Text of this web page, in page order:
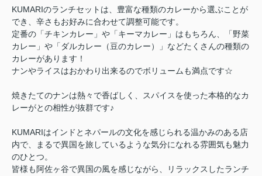
KUMARIのランチセットは、豊富な種類のカレーから選ぶことが
でき、辛さもお好みに合わせて調整可能です。
定番の「チキンカレー」や「キーマカレー」はもちろん、「野菜
カレー」や「ダルカレー（豆のカレー）」などたくさんの種類の
カレーがあります！
ナンやライスはおかわり出来るのでボリュームも満点です☆
焼きたてのナンは熱々で香ばしく、スパイスを使った本格的なカ
レーがとの相性が抜群です♪
KUMARIはインドとネパールの文化を感じられる温かみのある店
内で、まるで異国を旅しているような気分になれる雰囲気も魅力
のひとつ。
皆様も阿佐ヶ谷で異国の風を感じながら、リラックスしたランチ